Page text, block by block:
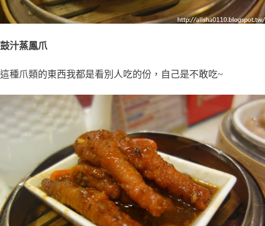
鼓汁蒸鳳爪
這種爪類的東西我都是看別人吃的份，自己是不敢吃~